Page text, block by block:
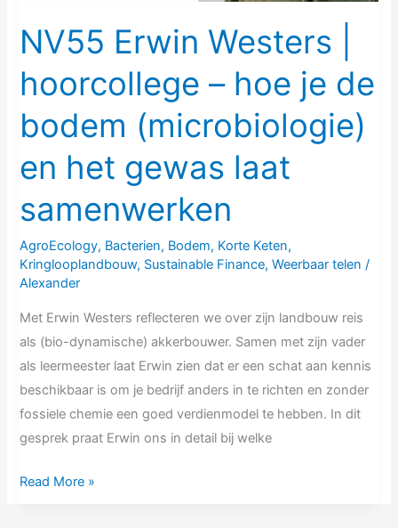
NV55 Erwin Westers |
hoorcollege – hoe je de
bodem (microbiologie)
en het gewas laat
samenwerken
AgroEcology, Bacterien, Bodem, Korte Keten,
Kringlooplandbouw, Sustainable Finance,Weerbaar telen /
Alexander
Met Erwin Westers reflecteren we over zijn landbouw reis
als (bio-dynamische) akkerbouwer. Samen met zijn vader
als leermeester laat Erwin zien dat er een schat aan kennis
beschikbaar is om je bedrijf anders in te richten en zonder
fossiele chemie een goed verdienmodel te hebben. In dit
gesprek praat Erwin ons in detail bij welke
bodem
(microbiologie)
en
het
gewas
samenwerken
Read More »